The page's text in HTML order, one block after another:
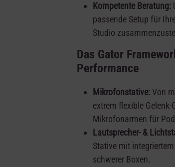
Kompetente Beratung:
passende Setup für
Studio
Das Gator
Performance
Mikrofonstative:Von
extrem flexible
Mikrofonarmen für
Lautsprecher- &
Stative mit
schwerer Boxen.